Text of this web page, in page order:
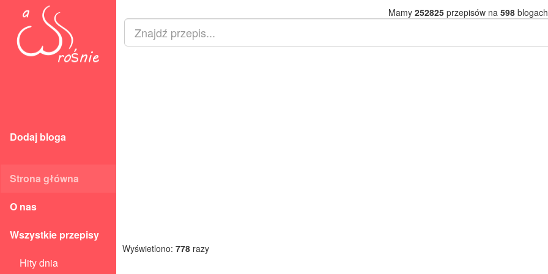
Dodaj bloga
Strona główna
O nas
Wszystkie przepisy
Hity dnia
Mamy 252825przepisów na 598
Wyświetlono: 778 razy